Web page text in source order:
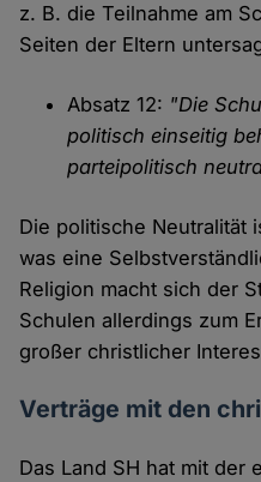
z. B. die Teilnahme am
Seiten der Eltern
Absatz 12: "Die
politisch einseitig
parteipolitisch
Die politische Neutralität
was eine
Religion macht sich der
Schulen allerdings zum
großer christlicher
Verträge mit den
Das Land SH hat mit der